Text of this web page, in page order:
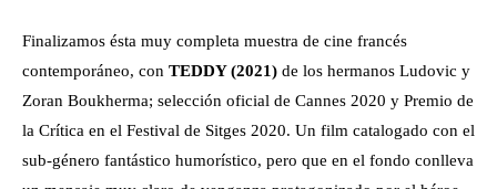
Finalizamos ésta muy completa muestra de cine francés
contemporáneo, con TEDDY (2021) de los hermanos Ludovic y
Zoran Boukherma; selección oficial de Cannes 2020 y Premio de
la Crítica en el Festival de Sitges 2020. Un film catalogado con el
sub-género fantástico humorístico, pero que en el fondo conlleva